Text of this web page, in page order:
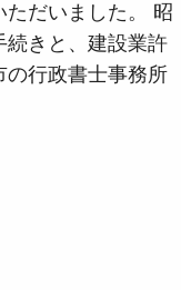
だいました。 昭
続きと、建設業許
の行政書士事務所